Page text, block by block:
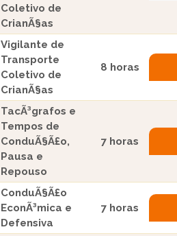
Coletivo de
CrianÃ§as
Vigilante de
Transporte
Coletivo de
CrianÃ§as
8 horas
TacÃ³grafos e
Tempos de
ConduÃ§Ã£o,
Pausa e
Repouso
7 horas
ConduÃ§Ã£o
EconÃ³mica e
Defensiva
7 horas